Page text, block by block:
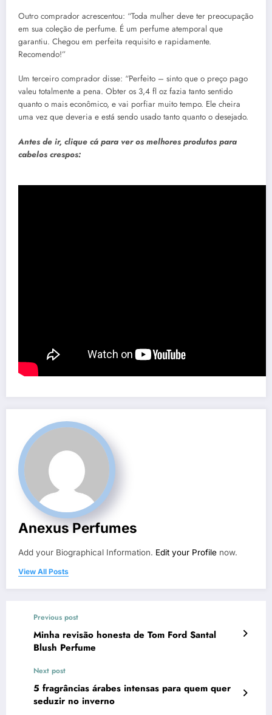
Outro comprador acrescentou: “Toda mulher deve ter preocupação
em sua coleção de perfume. É um perfume atemporal que
garantiu. Chegou em perfeita requisito e rapidamente.
Recomendo!”
Um terceiro comprador disse: “Perfeito – sinto que o preço pago
valeu totalmente a pena. Obter os 3,4 fl oz fazia tanto sentido
quanto o mais econômico, e vai porfiar muito tempo. Ele cheira
uma vez que deveria e está sendo usado tanto quanto o desejado.
Antes de ir, clique cá para ver os melhores produtos para
cabelos crespos:
Anexus Perfumes
Add your Biographical Information. Edit your Profile now.
View All Posts
Previous post
Minha revisão honesta de Tom Ford Santal
Blush Perfume
Next post
5 fragrâncias árabes intensas para quem quer
seduzir no inverno